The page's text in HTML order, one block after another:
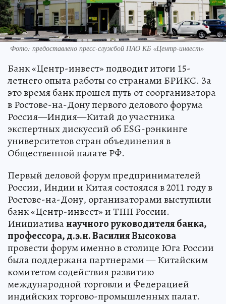
Фото: предоставлено пресс-службой ПАО КБ «Центр-инвест»
Банк «Центр-инвест» подводит итоги 15-
летнего опыта работы со странами БРИКС. За
это время банк прошел путь от соорганизатора
в Ростове-на-Дону первого делового форума
Россия—Индия—Китай до участника
экспертных дискуссий об ESG-рэнкинге
университетов стран объединения в
Общественной палате РФ.
Первый деловой форум предпринимателей
России, Индии и Китая состоялся в 2011 году в
Ростове-на-Дону, организаторами выступили
банк «Центр-инвест» и ТПП России.
Инициативанаучного руководителя банка,
профессора, д.э.н. Василия Высокова
провести форум именно в столице Юга России
была поддержана партнерами — Китайским
комитетом содействия развитию
международной торговли и Федерацией
индийских торгово-промышленных палат.